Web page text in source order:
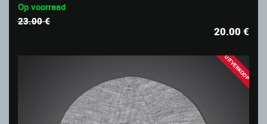
Op voorraad
23.00 €
20.00€
UITVERKOOP